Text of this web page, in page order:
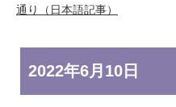
通り（日本語記事）
2022年6月10日